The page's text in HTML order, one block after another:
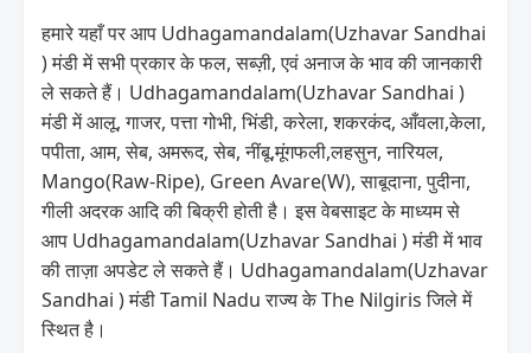
हमारे यहाँ पर आप Udhagamandalam(Uzhavar Sandhai
) मंडी में सभी प्रकार के फल, सब्ज़ी, एवं अनाज के भाव की जानकारी
ले सकते हैं। Udhagamandalam(Uzhavar Sandhai )
मंडी में आलू, गाजर, पत्ता गोभी, भिंडी, करेला, शकरकंद, आँवला,केला,
पपीता, आम, सेब, अमरूद, सेब, नींबू,मूंगफली,लहसुन, नारियल,
Mango(Raw-Ripe), Green Avare(W), साबूदाना, पुदीना,
गीली अदरक आदि की बिक्री होती है। इस वेबसाइट के माध्यम से
आप Udhagamandalam(Uzhavar Sandhai ) मंडी में भाव
की ताज़ा अपडेट ले सकते हैं। Udhagamandalam(Uzhavar
Sandhai ) मंडी Tamil Nadu राज्य के The Nilgiris जिले में
स्थित है।